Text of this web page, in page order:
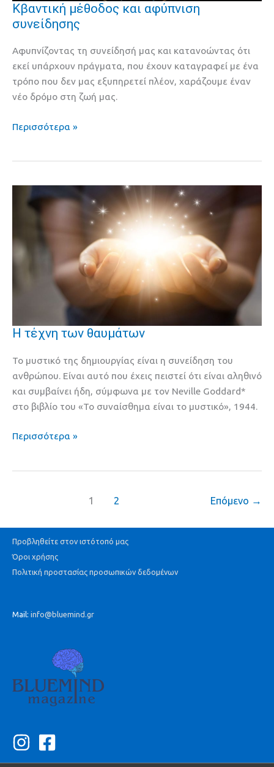
Κβαντική μέθοδος και αφύπνιση
συνείδησης
Αφυπνίζοντας τη συνείδησή μας και κατανοώντας ότι
εκεί υπάρχουν πράγματα, που έχουν καταγραφεί με ένα
τρόπο που δεν μας εξυπηρετεί πλέον, χαράζουμε έναν
νέο δρόμο στη ζωή μας.
Κβαντική
μέθοδος
αφύπνιση
συνείδησης
Περισσότερα »
Η τέχνη των θαυμάτων
Το μυστικό της δημιουργίας είναι η συνείδηση του
ανθρώπου. Είναι αυτό που έχεις πειστεί ότι είναι αληθινό
και συμβαίνει ήδη, σύμφωνα με τον Neville Goddard*
στο βιβλίο του «Το συναίσθημα είναι το μυστικό», 1944.
Η
των
θαυμάτων
Περισσότερα »
1 2 Επόμενο →
Προβληθείτε στον ιστότοπό μας
Όροι χρήσης
Πολιτική προστασίας προσωπικών δεδομένων
Mail: info@bluemind.gr